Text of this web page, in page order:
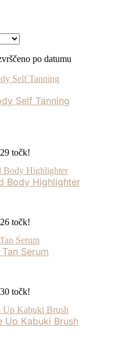
po datumu
Self Tanning
točk!
Body Highlighter
točk!
Serum
točk!
Up Kabuki Brush